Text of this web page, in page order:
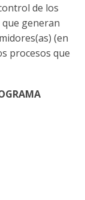
de los
generan
(en
procesos que